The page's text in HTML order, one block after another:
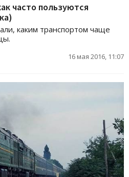
часто пользуются
каким транспортом чаще
16 мая 2016, 11:07